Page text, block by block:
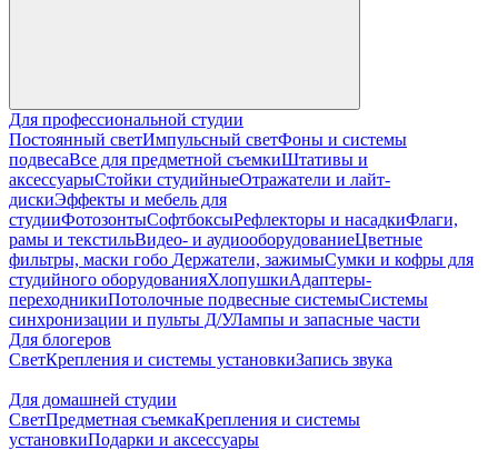
Для профессиональной студии
Постоянный светИмпульсный светФоны и системы
подвесаВсе для предметной съемкиШтативы и
аксессуарыСтойки студийныеОтражатели и лайт-
дискиЭффекты и мебель для
студииФотозонтыСофтбоксыРефлекторы и насадкиФлаги,
рамы и текстильВидео- и аудиооборудованиеЦветные
фильтры, маски гобо Держатели, зажимыСумки и кофры для
студийного оборудованияХлопушкиАдаптеры-
переходникиПотолочные подвесные системыСистемы
синхронизации и пульты Д/УЛампы и запасные части
Для блогеров
СветКрепления и системы установкиЗапись звука
Для домашней студии
СветПредметная съемкаКрепления и системы
установкиПодарки и аксессуары